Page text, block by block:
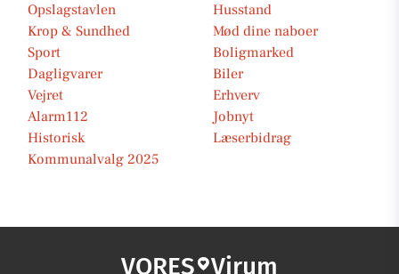
Opslagstavlen
Husstand
Krop & Sundhed
Mød dine naboer
Sport
Boligmarked
Dagligvarer
Biler
Vejret
Erhverv
Alarm112
Jobnyt
Historisk
Læserbidrag
Kommunalvalg 2025
VORES Virum